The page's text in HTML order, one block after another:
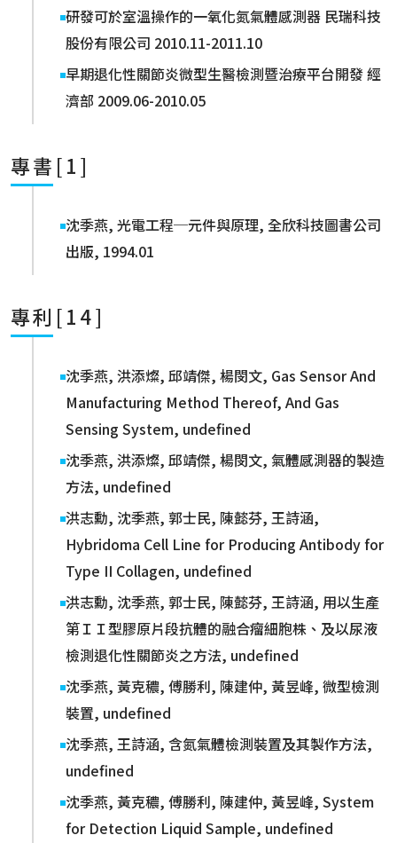
研發可於室溫操作的一氧化氮氣體感測器 民瑞科技
股份有限公司 2010.11-2011.10
早期退化性關節炎微型生醫檢測暨治療平台開發 經
濟部 2009.06-2010.05
專書[1]
沈季燕, 光電工程─元件與原理, 全欣科技圖書公司
出版, 1994.01
專利[14]
沈季燕, 洪添燦, 邱靖傑, 楊閔文, Gas Sensor And
Manufacturing Method Thereof, And Gas
Sensing System, undefined
沈季燕, 洪添燦, 邱靖傑, 楊閔文, 氣體感測器的製造
方法, undefined
洪志勳, 沈季燕, 郭士民, 陳懿芬, 王詩涵,
Hybridoma Cell Line for Producing Antibody for
Type II Collagen, undefined
洪志勳, 沈季燕, 郭士民, 陳懿芬, 王詩涵, 用以生產
第ＩＩ型膠原片段抗體的融合瘤細胞株、及以尿液
檢測退化性關節炎之方法, undefined
沈季燕, 黃克穠, 傅勝利, 陳建仲, 黃昱峰, 微型檢測
裝置, undefined
沈季燕, 王詩涵, 含氮氣體檢測裝置及其製作方法,
undefined
沈季燕, 黃克穠, 傅勝利, 陳建仲, 黃昱峰, System
for Detection Liquid Sample, undefined